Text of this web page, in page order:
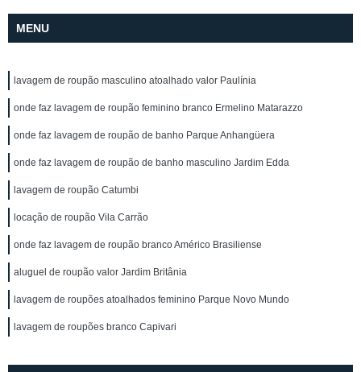
MENU
lavagem de roupão masculino atoalhado valor Paulínia
onde faz lavagem de roupão feminino branco Ermelino Matarazzo
onde faz lavagem de roupão de banho Parque Anhangüera
onde faz lavagem de roupão de banho masculino Jardim Edda
lavagem de roupão Catumbi
locação de roupão Vila Carrão
onde faz lavagem de roupão branco Américo Brasiliense
aluguel de roupão valor Jardim Britânia
lavagem de roupões atoalhados feminino Parque Novo Mundo
lavagem de roupões branco Capivari